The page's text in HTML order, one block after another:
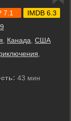
, Канада, США
,
43 мин
7.1 IMDB 6.3